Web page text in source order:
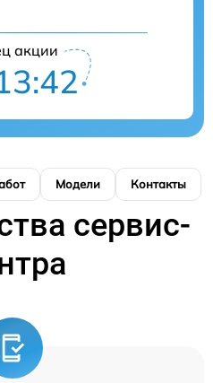
акции
Модели Контакты
сервис-